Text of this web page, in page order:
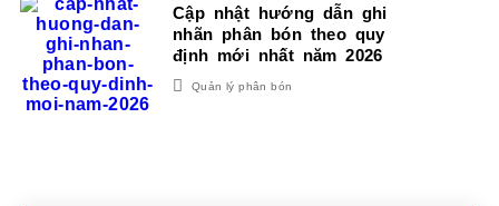
Cập nhật hướng dẫn ghi
nhãn phân bón theo quy
định mới nhất năm 2026
Quản lý phân bón